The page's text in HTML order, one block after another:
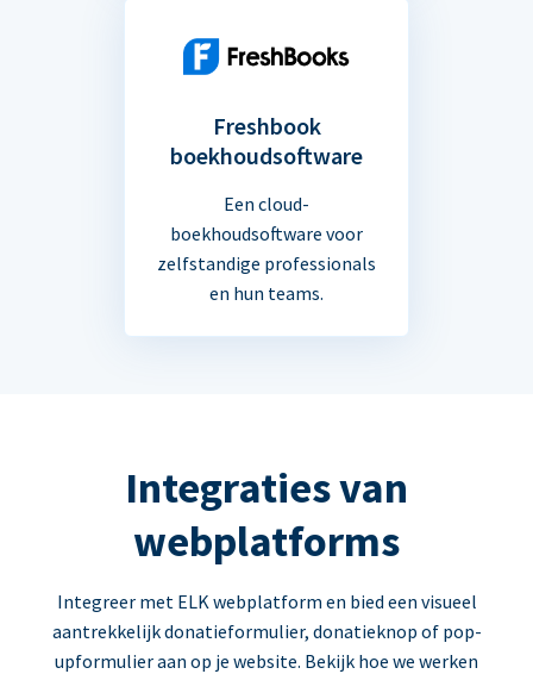
Freshbook
boekhoudsoftware
Een cloud-
boekhoudsoftware voor
zelfstandige professionals
en hun teams.
Integraties van
webplatforms
Integreer met ELK webplatform en bied een visueel
aantrekkelijk donatieformulier, donatieknop of pop-
upformulier aan op je website. Bekijk hoe we werken